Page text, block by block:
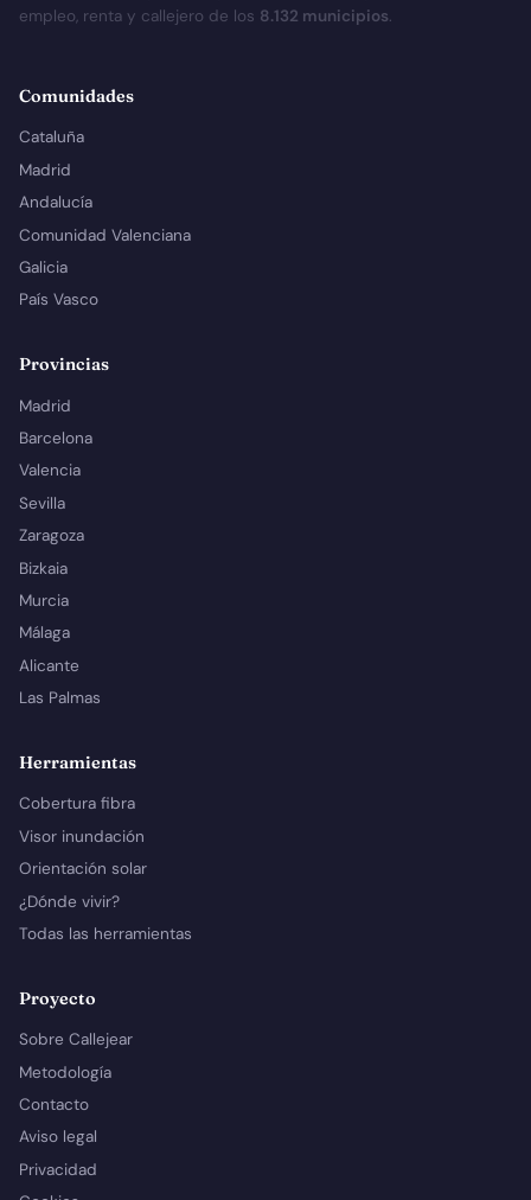
empleo, renta y callejero de los 8.132 municipios.
Comunidades
Cataluña
Madrid
Andalucía
Comunidad Valenciana
Galicia
País Vasco
Provincias
Madrid
Barcelona
Valencia
Sevilla
Zaragoza
Bizkaia
Murcia
Málaga
Alicante
Las Palmas
Herramientas
Cobertura fibra
Visor inundación
Orientación solar
¿Dónde vivir?
Todas las herramientas
Proyecto
Sobre Callejear
Metodología
Contacto
Aviso legal
Privacidad